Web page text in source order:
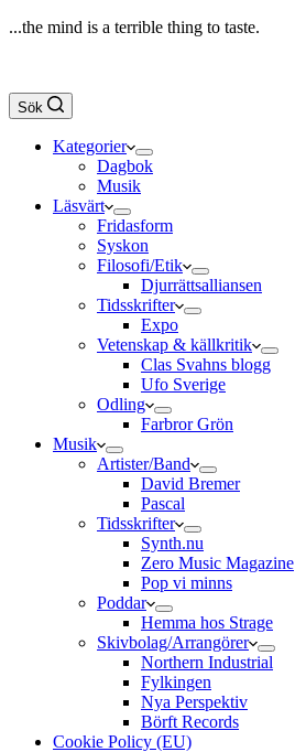
...the mind is a terrible thing to taste.
Sök
Kategorier
Dagbok
Musik
Läsvärt
Fridasform
Syskon
Filosofi/Etik
Djurrättsalliansen
Tidsskrifter
Expo
Vetenskap & källkritik
Clas Svahns blogg
Ufo Sverige
Odling
Farbror Grön
Musik
Artister/Band
David Bremer
Pascal
Tidsskrifter
Synth.nu
Zero Music Magazine
Pop vi minns
Poddar
Hemma hos Strage
Skivbolag/Arrangörer
Northern Industrial
Fylkingen
Nya Perspektiv
Börft Records
Cookie Policy (EU)